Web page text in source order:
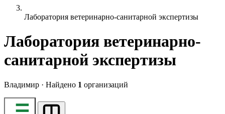
Лаборатория ветеринарно-санитарной экспертизы
Лаборатория ветеринарно-
санитарной экспертизы
Владимир · Найдено 1 организаций